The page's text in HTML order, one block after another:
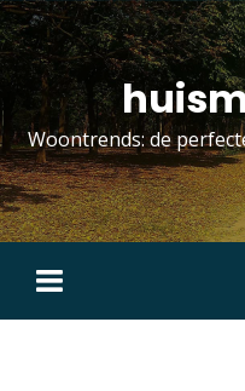
Skip
to
content
Woontrends: de